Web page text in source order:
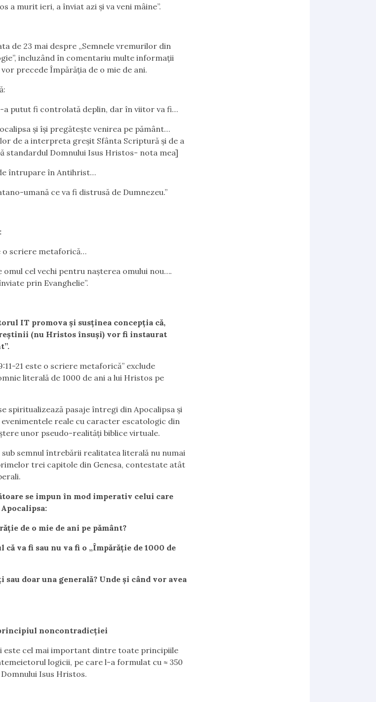
a murit ieri, a înviat azi și va veni mâine”.
de 23 mai despre „Semnele vremurilor din
incluzând în comentariu multe informații
precede Împărăția de o mie de ani.
a putut fi controlată deplin, dar în viitor va fi…
și își pregătește venirea pe pământ…
de a interpreta greșit Sfânta Scriptură și de a
standardul Domnului Isus Hristos- nota mea]
întrupare în Antihrist…
umană ce va fi distrusă de Dumnezeu.”
o scriere metaforică…
omul cel vechi pentru nașterea omului nou….
prin Evanghelie”.
IT promova și susținea concepția că,
(nu Hristos însuși) vor fi instaurat
21 este o scriere metaforică” exclude
literală de 1000 de ani a lui Hristos pe
spiritualizează pasaje întregi din Apocalipsa și
reale cu caracter escatologic din
unor pseudo-realități biblice virtuale.
semnul întrebării realitatea literală nu numai
trei capitole din Genesa, contestate atât
se impun în mod imperativ celui care
de o mie de ani pe pământ?
că va fi sau nu va fi o „Împărăţie de 1000 de
sau doar una generală? Unde şi când vor avea
noncontradicţiei
este cel mai important dintre toate principiile
logicii, pe care l-a formulat cu ≈ 350
Isus Hristos.